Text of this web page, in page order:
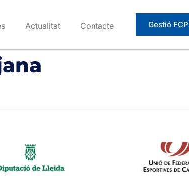
Actualitat Contacte Gestió FCP